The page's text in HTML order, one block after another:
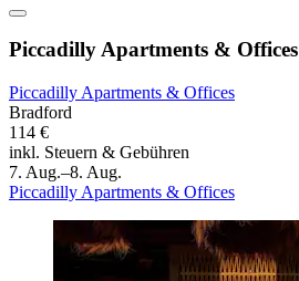
Piccadilly Apartments & Offices
Piccadilly Apartments & Offices
Bradford
114 €
inkl. Steuern & Gebühren
7. Aug.–8. Aug.
Piccadilly Apartments & Offices